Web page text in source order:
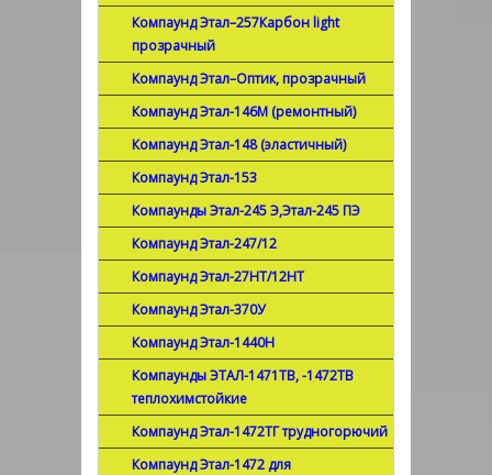
Компаунд Этал–257Карбон light
прозрачный
Компаунд Этал–Оптик, прозрачный
Компаунд Этал-146М (ремонтный)
Компаунд Этал-148 (эластичный)
Компаунд Этал-153
Компаунды Этал-245 Э,Этал-245 ПЭ
Компаунд Этал-247/12
Компаунд Этал-27НТ/12НТ
Компаунд Этал-370У
Компаунд Этал-1440Н
Компаунды ЭТАЛ-1471ТВ, -1472ТВ
теплохимстойкие
Компаунд Этал-1472ТГ трудногорючий
Компаунд Этал-1472 для